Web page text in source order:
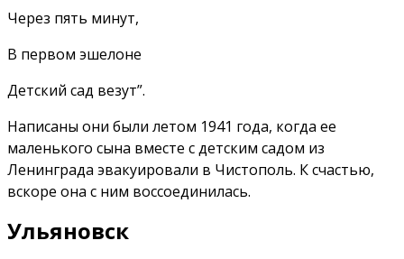
Через пять минут,
В первом эшелоне
Детский сад везут”.
Написаны они были летом 1941 года, когда ее
маленького сына вместе с детским садом из
Ленинграда эвакуировали в Чистополь. К счастью,
вскоре она с ним воссоединилась.
Ульяновск